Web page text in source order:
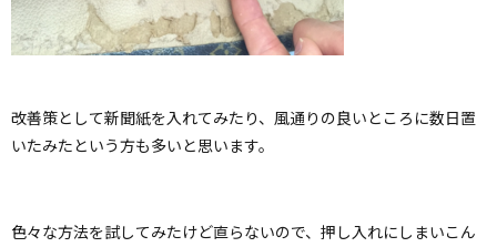
改善策として新聞紙を入れてみたり、風通りの良いところに数日置
いたみたという方も多いと思います。
色々な方法を試してみたけど直らないので、押し入れにしまいこん